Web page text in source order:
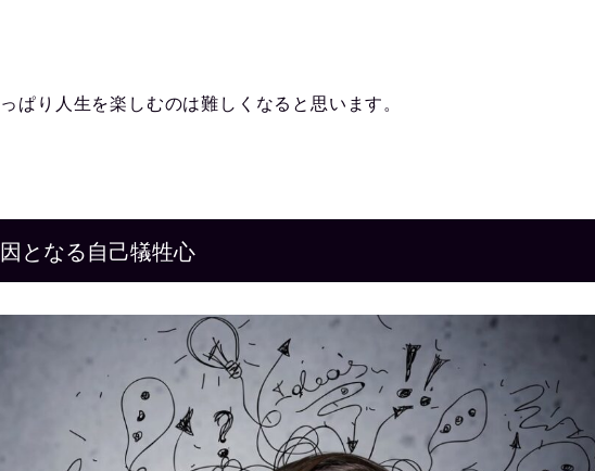
ぱり人生を楽しむのは難しくなると思います。
となる自己犠牲心